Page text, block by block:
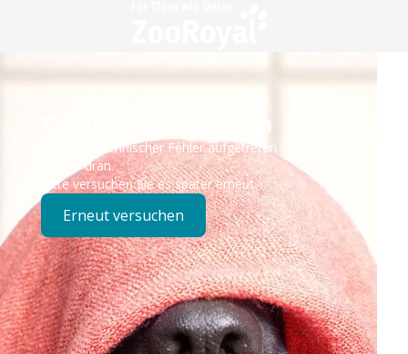
Technisches Problem
Es ist ein technischer Fehler aufgetreten – wir sind
bereits dran.
Bitte versuchen Sie es später erneut.
Erneut versuchen